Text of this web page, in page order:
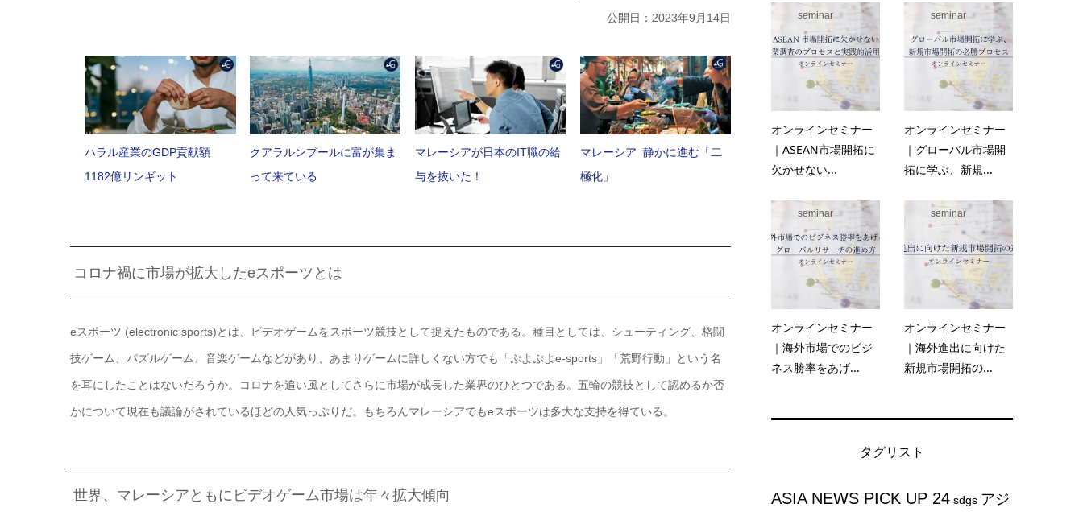
公開日：2023年9月14日
ハラル産業のGDP貢献額
1182億リンギット
クアラルンプールに富が集ま
って来ている
マレーシアが日本のIT職の給
与を抜いた！
マレーシア 静かに進む「二
極化」
コロナ禍に市場が拡大したeスポーツとは
eスポーツ (electronic sports)とは、ビデオゲームをスポーツ競技として捉えたものである。種目としては、シューティング、格闘
技ゲーム、パズルゲーム、音楽ゲームなどがあり、あまりゲームに詳しくない方でも「ぷよぷよe-sports」「荒野行動」という名
を耳にしたことはないだろうか。コロナを追い風としてさらに市場が成長した業界のひとつである。五輪の競技として認めるか否
かについて現在も議論がされているほどの人気っぷりだ。もちろんマレーシアでもeスポーツは多大な支持を得ている。
世界、マレーシアともにビデオゲーム市場は年々拡大傾向
seminar
オンラインセミナー
｜ASEAN市場開拓に
欠かせない...
seminar
オンラインセミナー
｜グローバル市場開
拓に学ぶ、新規...
seminar
オンラインセミナー
｜海外市場でのビジ
ネス勝率をあげ...
seminar
オンラインセミナー
｜海外進出に向けた
新規市場開拓の...
タグリスト
ASIA NEWS PICK UP 24 sdgs アジ